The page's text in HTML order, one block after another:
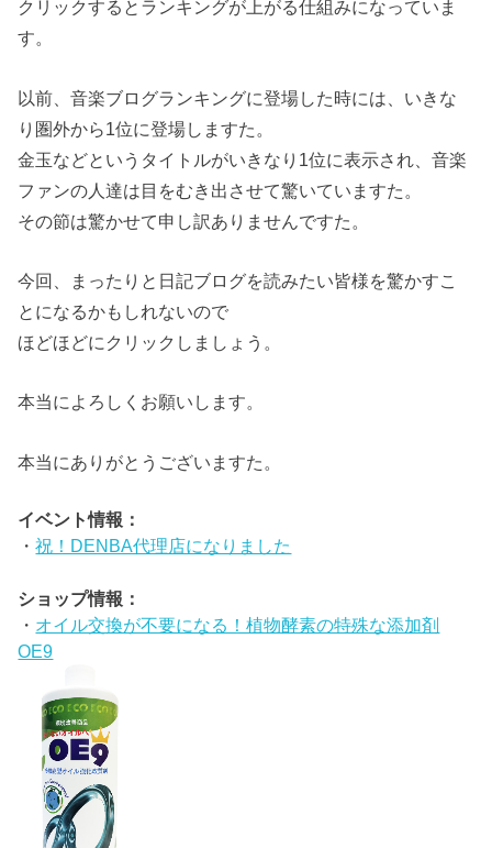
クリックするとランキングが上がる仕組みになっていま
す。
以前、音楽ブログランキングに登場した時には、いきな
り圏外から1位に登場しますた。
金玉などというタイトルがいきなり1位に表示され、音楽
ファンの人達は目をむき出させて驚いていますた。
その節は驚かせて申し訳ありませんですた。
今回、まったりと日記ブログを読みたい皆様を驚かすこ
とになるかもしれないので
ほどほどにクリックしましょう。
本当によろしくお願いします。
本当にありがとうございますた。
イベント情報：
・祝！DENBA代理店になりました
ショップ情報：
・ オイル交換が不要になる！植物酵素の特殊な添加剤
OE9